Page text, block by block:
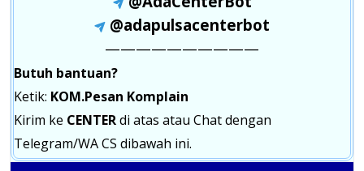
@adapulsacenterbot
——————————
Butuh bantuan?
Ketik: KOM.Pesan Komplain
Kirim ke CENTERdi atas atau Chat dengan
Telegram/WA CS dibawah ini.